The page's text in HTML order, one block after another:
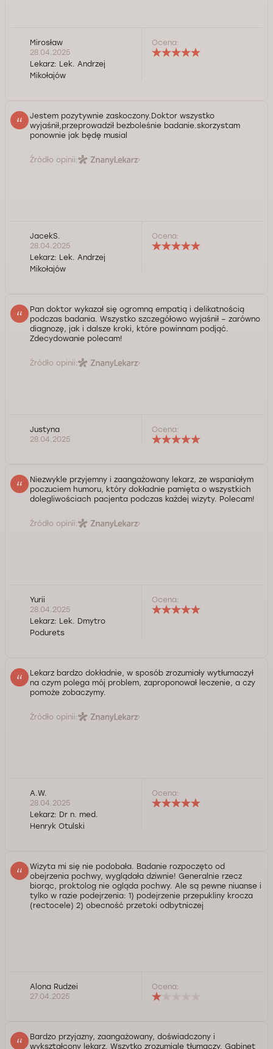
Mirosław
28.04.2025
Lekarz: Lek. Andrzej
Mikołajów
Ocena:
Jestem pozytywnie zaskoczony.Doktor wszystko
wyjaśnił,przeprowadził bezboleśnie badanie.skorzystam
ponownie jak będę musial
Źródło opinii:
JacekS.
28.04.2025
Lekarz: Lek. Andrzej
Mikołajów
Ocena:
Pan doktor wykazał się ogromną empatią i delikatnością
podczas badania. Wszystko szczegółowo wyjaśnił – zarówno
diagnozę, jak i dalsze kroki, które powinnam podjąć.
Zdecydowanie polecam!
Źródło opinii:
Justyna
28.04.2025
Ocena:
Niezwykle przyjemny i zaangażowany lekarz, ze wspaniałym
poczuciem humoru, który dokładnie pamięta o wszystkich
dolegliwościach pacjenta podczas każdej wizyty. Polecam!
Źródło opinii:
Yurii
28.04.2025
Lekarz: Lek. Dmytro
Podurets
Ocena:
Lekarz bardzo dokładnie, w sposób zrozumiały wytłumaczył
na czym polega mój problem, zaproponował leczenie, a czy
pomoże zobaczymy.
Źródło opinii:
A.W.
28.04.2025
Lekarz: Dr n. med.
Henryk Otulski
Ocena:
Wizyta mi się nie podobała. Badanie rozpoczęto od
obejrzenia pochwy, wyglądała dziwnie! Generalnie rzecz
biorąc, proktolog nie ogląda pochwy. Ale są pewne niuanse i
tylko w razie podejrzenia: 1) podejrzenie przepukliny krocza
(rectocele) 2) obecność przetoki odbytniczej
Alona Rudzei
27.04.2025
Ocena:
Bardzo przyjazny, zaangażowany, doświadczony i
wykształcony lekarz. Wszytko zrozumiale tłumaczy. Gabinet